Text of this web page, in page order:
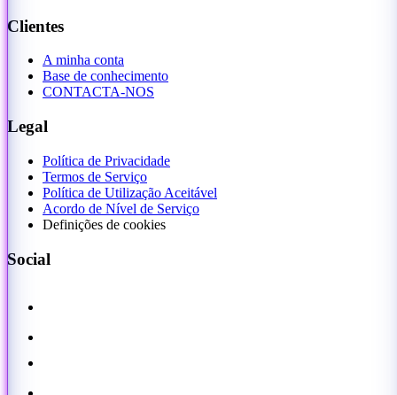
Clientes
A minha conta
Base de conhecimento
CONTACTA-NOS
Legal
Política de Privacidade
Termos de Serviço
Política de Utilização Aceitável
Acordo de Nível de Serviço
Definições de cookies
Social